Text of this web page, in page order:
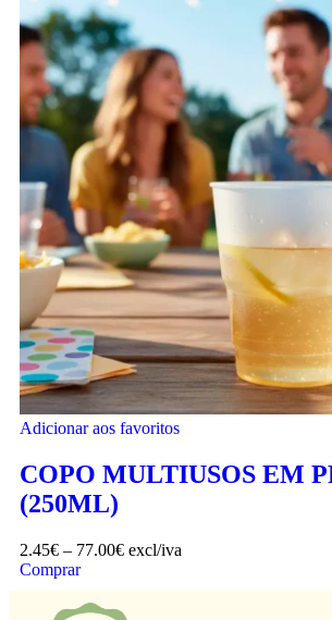
Adicionar aos favoritos
COPO MULTIUSOS EM
(250ML)
2.45€ – 77.00€ excl/iva
Comprar